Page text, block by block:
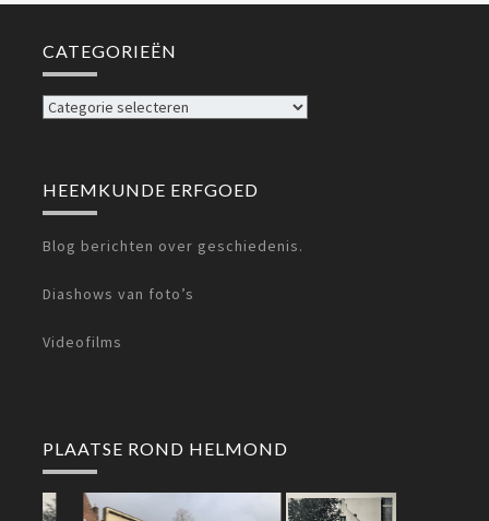
CATEGORIEËN
Categorieën
HEEMKUNDE ERFGOED
Blog berichten over geschiedenis.
Diashows van foto’s
Videofilms
PLAATSE ROND HELMOND